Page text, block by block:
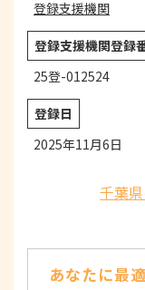
登録支援機関
登録支援機関登録
25登-012524
登録日
2025年11月6日
千葉
あなたに最